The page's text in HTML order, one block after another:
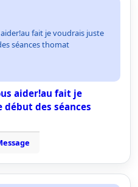
fait je voudrais juste
séances thomat
aider!au fait je
des séances